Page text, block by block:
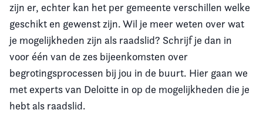
zijn er, echter kan het per gemeente verschillen welke
geschikt en gewenst zijn. Wil je meer weten over wat
je mogelijkheden zijn als raadslid? Schrijf je dan in
voor één van de zes bijeenkomsten over
begrotingsprocessen bij jou in de buurt. Hier gaan we
met experts van Deloitte in op de mogelijkheden die je
hebt als raadslid.